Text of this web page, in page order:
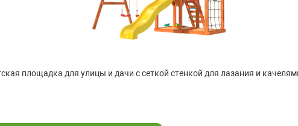
площадка для улицы и дачи с сеткой стенкой для лазания и